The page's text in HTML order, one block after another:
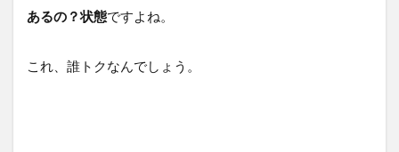
あるの？状態ですよね。
これ、誰トクなんでしょう。